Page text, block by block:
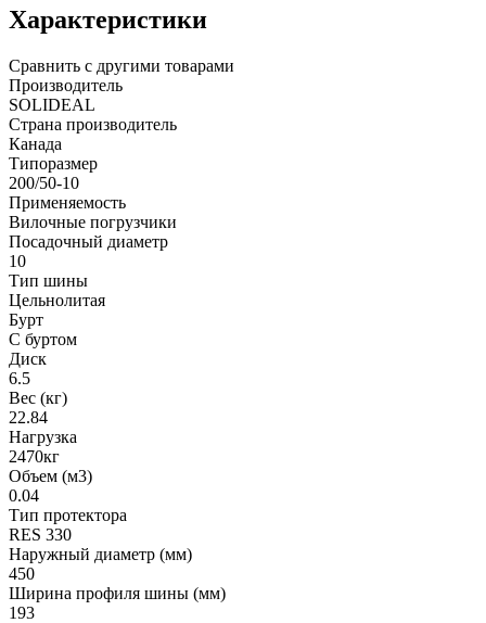
Характеристики
Сравнить с другими товарами
Производитель
SOLIDEAL
Страна производитель
Канада
Типоразмер
200/50-10
Применяемость
Вилочные погрузчики
Посадочный диаметр
10
Тип шины
Цельнолитая
Бурт
С буртом
Диск
6.5
Вес (кг)
22.84
Нагрузка
2470кг
Объем (м3)
0.04
Тип протектора
RES 330
Наружный диаметр (мм)
450
Ширина профиля шины (мм)
193